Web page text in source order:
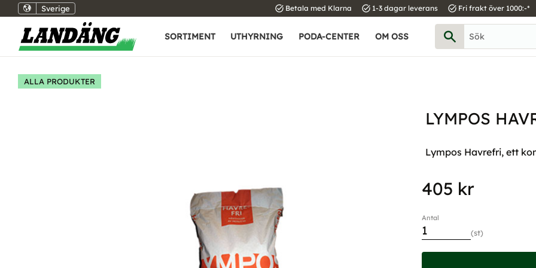
Sverige task_alt Betala med Klarna task_alt 1-3 dagar leverans task_alt Fri frakt över 1000:-*
SORTIMENT UTHYRNING PODA-CENTER OM OSS
ALLA PRODUKTER
LYMPOS
Lympos Havrefri, ett
405 kr
Antal
st